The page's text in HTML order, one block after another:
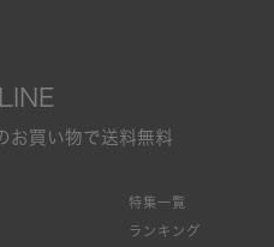
お買い物で送料無料
特集一覧
ランキング